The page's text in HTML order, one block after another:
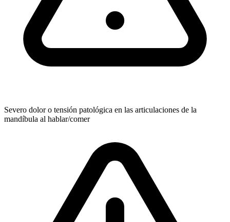
Severo dolor o tensión patológica en las articulaciones de la
mandíbula al hablar/comer